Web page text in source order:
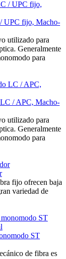
UPC fijo, Macho-
utilizado para
Generalmente
para
/ APC, Macho-
utilizado para
Generalmente
para
fijo ofrecen baja
variedad de
ST
de fibra es